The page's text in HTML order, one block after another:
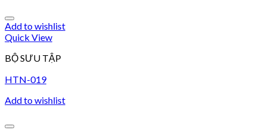
Add to wishlist
Quick View
BỘ SƯU TẬP
HTN-019
Add to wishlist